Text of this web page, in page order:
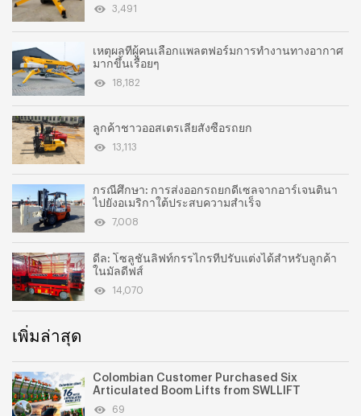
3,491
เหตุผลที่ผู้คนเลือกแพลตฟอร์มการทำงานทางอากาศ
มากขึ้นเรื่อยๆ
18,182
ลูกค้าชาวออสเตรเลียสั่งซื้อรถยก
13,113
กรณีศึกษา: การส่งออกรถยกดีเซลจากอาร์เจนตินา
ไปยังอเมริกาใต้ประสบความสำเร็จ
7,008
ดีล: โซลูชันลิฟท์กรรไกรที่ปรับแต่งได้สำหรับลูกค้า
ในมัลดีฟส์
14,070
เพิ่มล่าสุด
Colombian Customer Purchased Six
Articulated Boom Lifts from SWLLIFT
69